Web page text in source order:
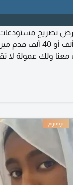
تصريح
مباشرة